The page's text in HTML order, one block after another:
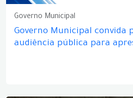
Governo Municipal
Governo Municipal convida
audiência pública para